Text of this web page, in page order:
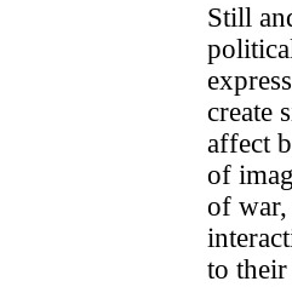
Still
create
affect
of
of war,
to their